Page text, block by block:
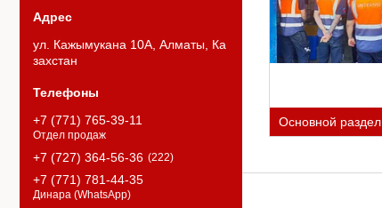
Основной раздел
ул. Кажымукана 10А, Алматы, Ка
захстан
+7 (771) 765-39-11
Отдел продаж
+7 (727) 364-56-36 222
+7 (771) 781-44-35
Динара (WhatsApp)